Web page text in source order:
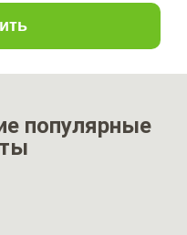
популярные